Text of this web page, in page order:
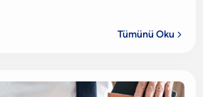
Tümünü Oku 